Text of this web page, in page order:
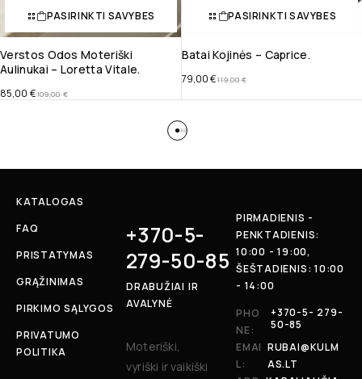
PASIRINKTI SAVYBES
Verstos Odos Moteriški
Aulinukai – Loretta Vitale.
109,00€
85,00 €
PASIRINKTI SAVYBES
Batai Kojinės – Caprice.
119,00€
79,00€
KATALOGAS
FAQ
PRISTATYMAS
GRĄŽINIMAS
PIRKIMO SĄLYGOS
PRIVATUMO
POLITIKA
+370-5-
279-50-85
DRABUŽIAI IR
AVALYNĖ
Moteriški,
vyriški ir vaikiški
PIRMADIENIS -
PENKTADIENIS:
10:00 - 19:00,
ŠEŠTADIENIS: 10:00
- 14:00
PHO
NE:
+370-5- 279-
50-85
EMAI
L:
RUBAI@KULM
AS.LT